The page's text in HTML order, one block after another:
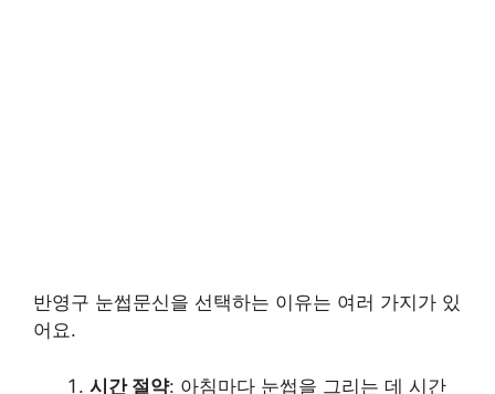
반영구 눈썹문신을 선택하는 이유는 여러 가지가 있
어요.
시간 절약: 아침마다 눈썹을 그리는 데 시간